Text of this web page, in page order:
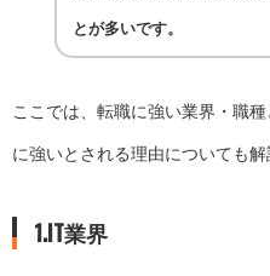
とが多いです。
ここでは、転職に強い業界・職
に強いとされる理由についても解
1.IT業界